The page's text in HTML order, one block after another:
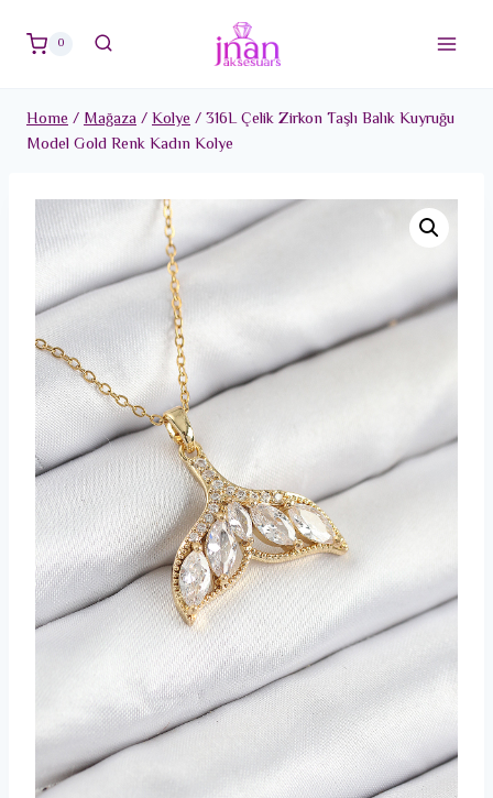
0
Home/Mağaza/Kolye/316L Çelik Zirkon Taşlı Balık Kuyruğu
Model Gold Renk Kadın Kolye